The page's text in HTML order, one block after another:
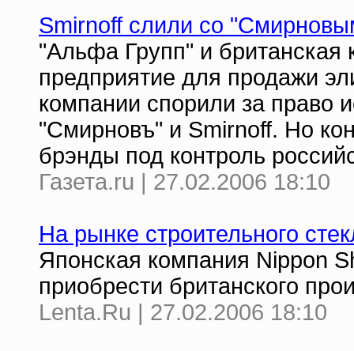
Smirnoff слили со
"Альфа Групп" и британская
предприятие для продажи
компании спорили за право
"Смирновъ" и Smirnoff. Но
брэнды под контроль
Газета.ru | 27.02.2006 18:10
На рынке строительного
Японская компания Nippon
приобрести британского
Lenta.Ru | 27.02.2006 18:10